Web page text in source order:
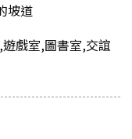
坡道
戲室,圖書室,交誼